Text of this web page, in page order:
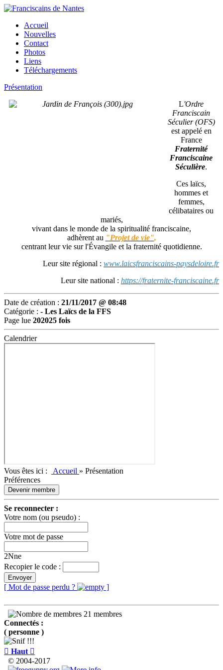
Accueil
Nouvelles
Contact
Photos
Liens
Téléchargements
Présentation
L'Ordre
Franciscain
Séculier (OFS)
est appelé en
France
Fraternité
Franciscaine
Séculière.
Ces laïcs,
hommes et
femmes,
célibataires ou
mariés,
vivant dans le monde de la spiritualité franciscaine,
adhèrent au "Projet de vie",
centrant leur vie sur l'Évangile et la fraternité quotidienne.
Leur site régional : www.laicsfranciscains-paysdeloire.fr
Leur site national : https://fraternite-franciscaine.fr
Date de création : 21/11/2017 @ 08:48
Catégorie : - Les Laïcs de la FFS
Page lue 202025 fois
Calendrier
Vous êtes ici : Accueil » Présentation
Préférences
Devenir membre
Se reconnecter :
Votre nom (ou pseudo) :
Votre mot de passe
2Nne
Recopier le code :
Envoyer
[ Mot de passe perdu ? ]
21 membres
Connectés :
( personne )
 Haut 
© 2004-2017